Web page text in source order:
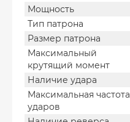
Мощность
Тип патрона
Размер патрона
Максимальный
крутящий момент
Наличие удара
Максимальная частота
ударов